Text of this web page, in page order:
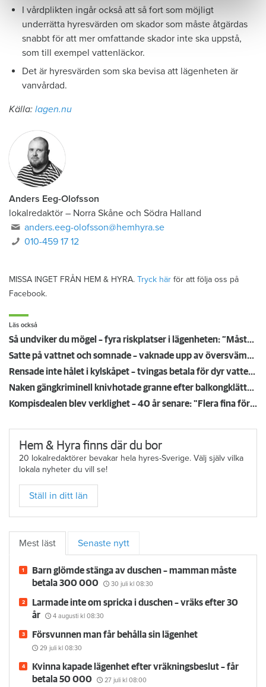
I vårdplikten ingår också att så fort som möjligt
underrätta hyresvärden om skador som måste åtgärdas
snabbt för att mer omfattande skador inte ska uppstå,
som till exempel vattenläckor.
Det är hyresvärden som ska bevisa att lägenheten är
vanvårdad.
Källa: lagen.nu
Anders Eeg-Olofsson
lokalredaktör – Norra Skåne och Södra Halland
anders.eeg-olofsson@hemhyra.se
010-459 17 12
MISSA INGET FRÅN HEM & HYRA. Tryck här för att följa oss på
Facebook.
Läs också
Så undviker du mögel – fyra riskplatser i lägenheten: ”Måste städa bort”
Satte på vattnet och somnade – vaknade upp av översvämning hos grannen
Rensade inte hålet i kylskåpet – tvingas betala för dyr vattenskada
Naken gängkriminell knivhotade granne efter balkongklättring
Kompisdealen blev verklighet – 40 år senare: "Flera fina fördelar med att dela bostad"
Hem & Hyra finns där du bor
20 lokalredaktörer bevakar hela hyres-Sverige. Välj själv vilka
lokala nyheter du vill se!
Ställ in ditt län
Mest läst Senaste nytt
Barn glömde stänga av duschen – mamman måste
betala 300 000
30 juli kl 08:30
Larmade inte om spricka i duschen – vräks efter 30
år
4 augusti kl 08:30
Försvunnen man får behålla sin lägenhet
29 juli kl 08:30
Kvinna kapade lägenhet efter vräkningsbeslut – får
betala 50 000
27 juli kl 08:00